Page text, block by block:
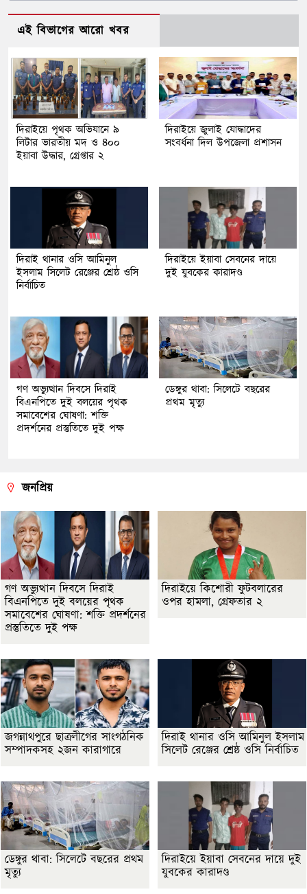
এই বিভাগের আরো খবর
দিরাইয়ে পৃথক অভিযানে ৯
লিটার ভারতীয় মদ ও ৪০০
ইয়াবা উদ্ধার, গ্রেপ্তার ২
দিরাইয়ে জুলাই যোদ্ধাদের
সংবর্ধনা দিল উপজেলা প্রশাসন
দিরাই থানার ওসি আমিনুল
ইসলাম সিলেট রেঞ্জের শ্রেষ্ঠ ওসি
নির্বাচিত
দিরাইয়ে ইয়াবা সেবনের দায়ে
দুই যুবকের কারাদণ্ড
গণ অভ্যুত্থান দিবসে দিরাই
বিএনপিতে দুই বলয়ের পৃথক
সমাবেশের ঘোষণা: শক্তি
প্রদর্শনের প্রস্তুতিতে দুই পক্ষ
ডেঙ্গুর থাবা: সিলেটে বছরের
প্রথম মৃত্যু
জনপ্রিয়
গণ অভ্যুত্থান দিবসে দিরাই
বিএনপিতে দুই বলয়ের পৃথক
সমাবেশের ঘোষণা: শক্তি প্রদর্শনের
প্রস্তুতিতে দুই পক্ষ
দিরাইয়ে কিশোরী ফুটবলারের
ওপর হামলা, গ্রেফতার ২
জগন্নাথপুরে ছাত্রলীগের সাংগঠনিক
সম্পাদকসহ ২জন কারাগারে
দিরাই থানার ওসি আমিনুল ইসলাম
সিলেট রেঞ্জের শ্রেষ্ঠ ওসি নির্বাচিত
ডেঙ্গুর থাবা: সিলেটে বছরের প্রথম
মৃত্যু
দিরাইয়ে ইয়াবা সেবনের দায়ে দুই
যুবকের কারাদণ্ড